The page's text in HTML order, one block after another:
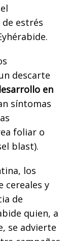
estrés
descarte
en
síntomas
foliar o
blast).
los
cereales y
de
quien, a
se advierte